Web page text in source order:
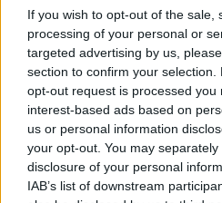
If you wish to opt-out of the sale,
processing of your personal or
targeted advertising by us,
section to confirm your
opt-out request is processed you
interest-based ads based on
us or personal information
your opt-out. You may
disclosure of your personal
IAB’s list of downstream
Please login to
COMMENTS